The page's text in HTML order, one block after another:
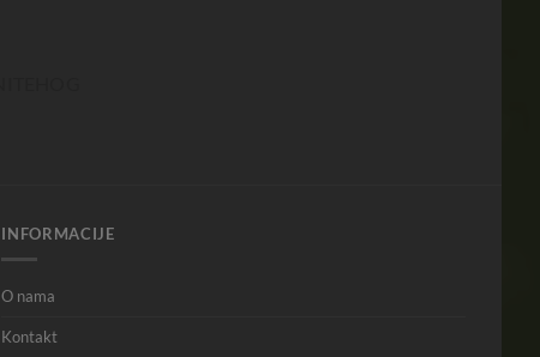
INFORMACIJE
O nama
Kontakt